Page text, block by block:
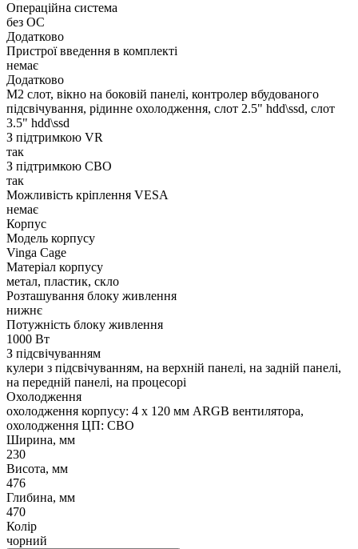
Операційна система
без ОС
Додатково
Пристрої введення в комплекті
немає
Додатково
M2 слот, вікно на боковій панелі, контролер вбудованого
підсвічування, рідинне охолодження, слот 2.5" hdd\ssd, слот
3.5" hdd\ssd
З підтримкою VR
так
З підтримкою СВО
так
Можливість кріплення VESA
немає
Корпус
Модель корпусу
Vinga Cage
Матеріал корпусу
метал, пластик, скло
Розташування блоку живлення
нижнє
Потужність блоку живлення
1000 Вт
З підсвічуванням
кулери з підсвічуванням, на верхній панелі, на задній панелі,
на передній панелі, на процесорі
Охолодження
охолодження корпусу: 4 x 120 мм ARGB вентилятора,
охолодження ЦП: СВО
Ширина, мм
230
Висота, мм
476
Глибина, мм
470
Колір
чорний